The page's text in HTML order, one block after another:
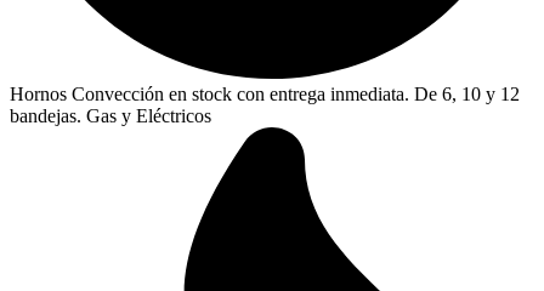
Hornos Convección en stock con entrega inmediata. De 6, 10 y 12
bandejas. Gas y Eléctricos